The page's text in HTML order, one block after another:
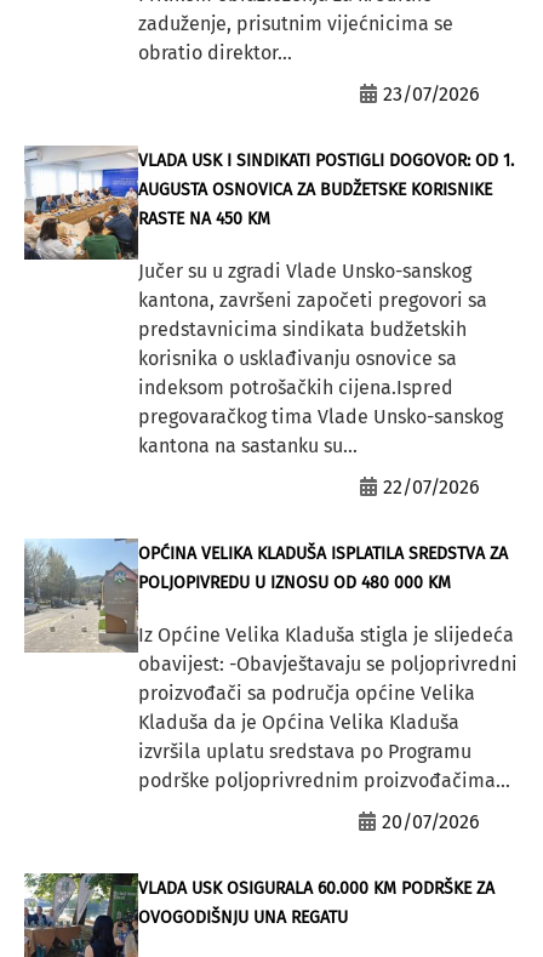
zaduženje, prisutnim vijećnicima se
obratio direktor...
23/07/2026
VLADA USK I SINDIKATI POSTIGLI DOGOVOR: OD 1.
AUGUSTA OSNOVICA ZA BUDŽETSKE KORISNIKE
RASTE NA 450 KM
Jučer su u zgradi Vlade Unsko-sanskog
kantona, završeni započeti pregovori sa
predstavnicima sindikata budžetskih
korisnika o usklađivanju osnovice sa
indeksom potrošačkih cijena.Ispred
pregovaračkog tima Vlade Unsko-sanskog
kantona na sastanku su...
22/07/2026
OPĆINA VELIKA KLADUŠA ISPLATILA SREDSTVA ZA
POLJOPIVREDU U IZNOSU OD 480 000 KM
Iz Općine Velika Kladuša stigla je slijedeća
obavijest: -Obavještavaju se poljoprivredni
proizvođači sa područja općine Velika
Kladuša da je Općina Velika Kladuša
izvršila uplatu sredstava po Programu
podrške poljoprivrednim proizvođačima...
20/07/2026
VLADA USK OSIGURALA 60.000 KM PODRŠKE ZA
OVOGODIŠNJU UNA REGATU